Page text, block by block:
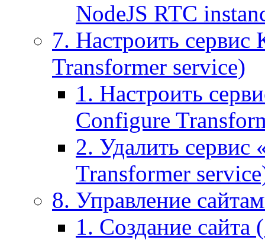
NodeJS RTC
7. Настроить
Transformer service)
1. Настроить
Configure
2. Удалить сервис
Transformer
8. Управление
1. Создание сайта